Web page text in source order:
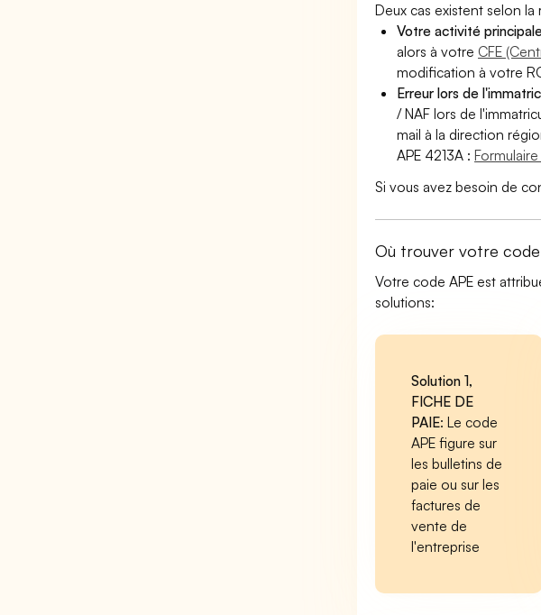
Deux cas existent selon
Votre activité
alors à votre CFE
modification à votre
Erreur lors de
/ NAF lors de
mail à la direction
APE 4213A :
Si vous avez besoin de
Où trouver votre
Votre code APE est
solutions:
Solution 1,
FICHE DE
PAIE: Le code
APE figure sur
les bulletins de
paie ou sur les
factures de
vente de
l'entreprise